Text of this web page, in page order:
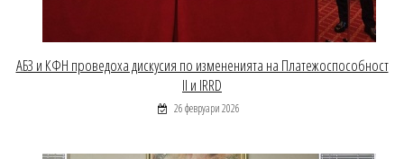
АБЗ и КФН проведоха дискусия по измененията на Платежоспособност
II и IRRD
26 февруари 2026